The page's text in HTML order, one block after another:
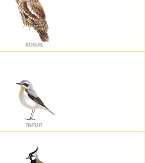
BOSUIL
TAPUIT